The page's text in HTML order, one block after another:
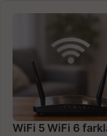
WiFi 5 WiFi 6